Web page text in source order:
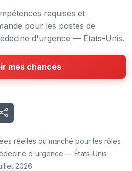
requises et
pour les postes de
d'urgence — États-Unis.
mes chances
réelles du marché pour les rôles
d'urgence — États-Unis
2026